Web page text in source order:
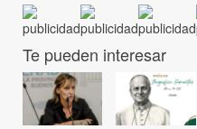
Te pueden interesar